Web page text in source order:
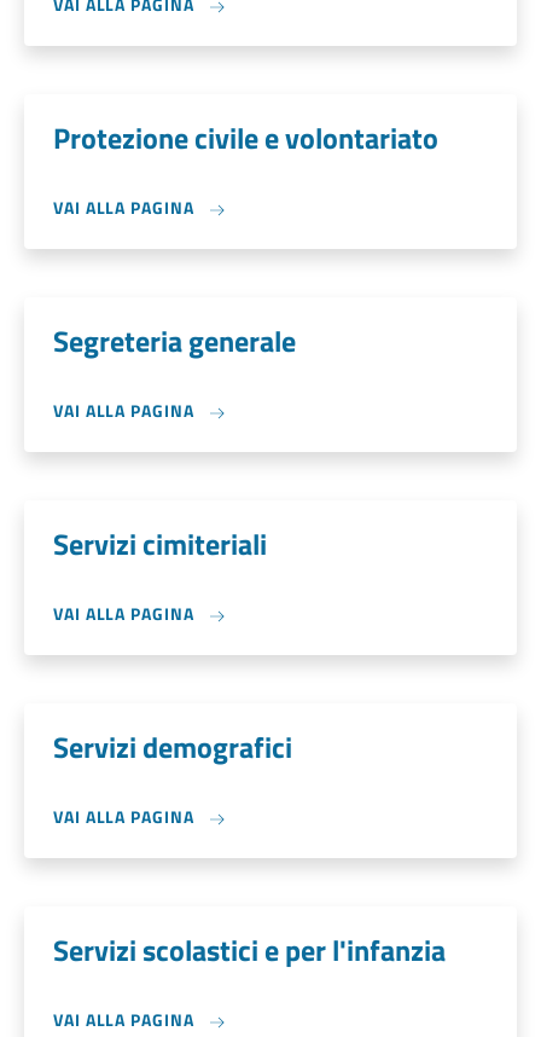
Protezione civile e volontariato
VAI ALLA PAGINA
Segreteria generale
VAI ALLA PAGINA
Servizi cimiteriali
VAI ALLA PAGINA
Servizi demografici
VAI ALLA PAGINA
Servizi scolastici e per l'infanzia
VAI ALLA PAGINA